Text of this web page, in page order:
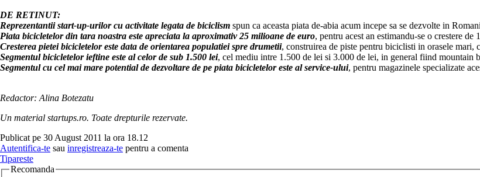
DE RETINUT:
Reprezentantii start-up-urilor cu activitate legata de biciclism spun ca aceasta piata de-abia acum incepe sa se dezvolte in
Piata bicicletelor din tara noastra este apreciata la aproximativ 25 milioane de euro, pentru acest an estimandu-se o crestere
Cresterea pietei bicicletelor este data de orientarea populatiei spre drumetii, construirea de piste pentru biciclisti in orasele mari,
Segmentul bicicletelor ieftine este al celor de sub 1.500 lei, cel mediu intre 1.500 de lei si 3.000 de lei, in general fiind mountain
Segmentul cu cel mai mare potential de dezvoltare de pe piata bicicletelor este al service-ului, pentru magazinele specializate
Redactor: Alina Botezatu
Un material startups.ro. Toate drepturile rezervate.
Publicat pe 30 August 2011 la ora 18.12
Autentifica-te sau inregistreaza-te pentru a comenta
Tipareste
Recomanda